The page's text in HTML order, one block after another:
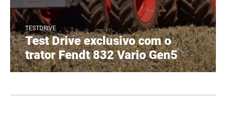
TESTDRIVE
Test Drive exclusivo com o
trator Fendt 832 Vario Gen5